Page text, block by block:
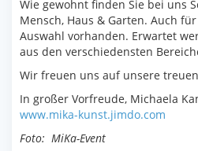
Wie gewohnt finden Sie bei uns
Mensch, Haus & Garten. Auch
Auswahl vorhanden. Erwartet
aus den verschiedensten
Wir freuen uns auf unsere
In großer Vorfreude, Michaela
www.mika-kunst.jimdo.com
Foto: MiKa-Event